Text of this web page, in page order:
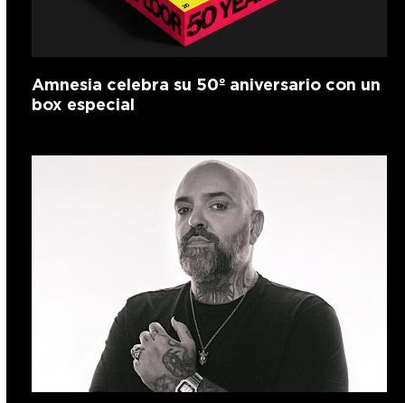
Amnesia celebra su 50º aniversario con un
box especial